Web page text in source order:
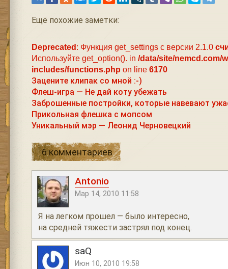
Ещё похожие заметки:
Deprecated : Функция get_settings с версии 2.1.0
Используйте get_option(). in /data/site/nemcd.com/
includes/functions.php on line 6170
Зацените клипак со мной :-)
Флеш-игра — Не дай коту убежать
Заброшенные постройки, которые навевают
Прикольная флешка с мопсом
Уникальный мэр — Леонид Черновецкий
6 комментариев
Antonio
Мар 14, 2010 11:58
Я на легком прошел — было интересно,
на средней тяжести застрял под конец.
saQ
Июн 10, 2010 19:58